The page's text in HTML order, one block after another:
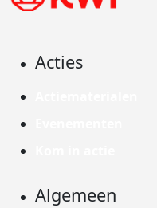
Acties
Algemeen